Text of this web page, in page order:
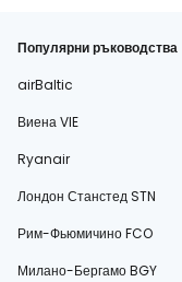
Популярни ръководства
airBaltic
Виена VIE
Ryanair
Лондон Станстед STN
Рим-Фьюмичино FCO
Милано-Бергамо BGY